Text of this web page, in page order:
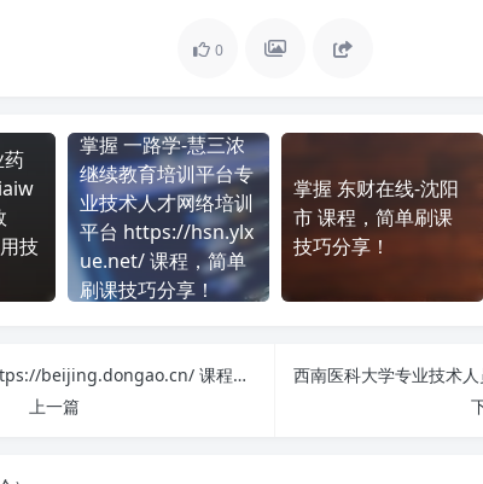
0
药
技
掌握 一路学-慧三浓
继续教育培训平台专
业技术人才网络培训
平台 https://hsn.ylx
ue.net/ 课程，简单
刷课技巧分享！
掌握 东财在线-沈阳
市 课程，简单刷课
技巧分享！
东奥会计-北京市 https://beijing.dongao.cn/ 课程学习无压力！教你高效刷题技巧
上一篇